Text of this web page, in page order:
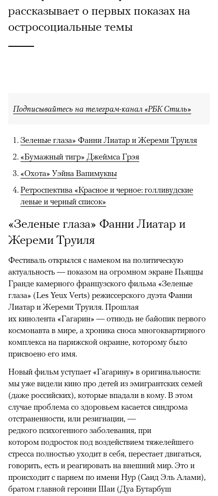
рассказывает о первых показах на
остросоциальные темы
Подписывайтесь на телеграм-канал «РБК Стиль»
Зеленые глаза» Фанни Лиатар и Жереми Труиля
«Бумажный тигр» Джеймса Грэя
«Охота» Уэйна Вапимуквы
Ретроспектива «Красное и черное: голливудские
левые и черный список»
«Зеленые глаза» Фанни Лиатар и
Жереми Труиля
Фестиваль открылся с намеком на политическую
актуальность — показом на огромном экране Пьяццы
Гранде камерного французского фильма «Зеленые
глаза» (Les Yeux Verts) режиссерского дуэта Фанни
Лиатар и Жереми Труиля. Прошлая
их кинолента «Гагарин» — отнюдь не байопик первого
космонавта в мире, а хроника сноса многоквартирного
комплекса на парижской окраине, которому было
присвоено его имя.
Новый фильм уступает «Гагарину» в оригинальности:
мы уже видели кино про детей из эмигрантских семей
(даже российских), которые впадали в кому. В этом
случае проблема со здоровьем касается синдрома
отстраненности, или резигнации, —
редкого психогенного заболевания, при
котором подросток под воздействием тяжелейшего
стресса полностью уходит в себя, перестает двигаться,
говорить, есть и реагировать на внешний мир. Это и
происходит с парнем по имени Нур (Саид Эль Алами),
братом главной героини Шаи (Дуа Бутарбуш